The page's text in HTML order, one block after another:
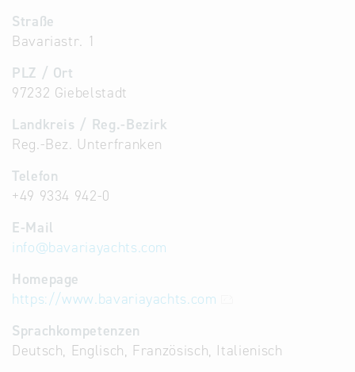
Straße
Bavariastr. 1
PLZ / Ort
97232 Giebelstadt
Landkreis / Reg.-Bezirk
Reg.-Bez. Unterfranken
Telefon
+49 9334 942-0
E-Mail
info@bavariayachts.com
Homepage
https://www.bavariayachts.com
Sprachkompetenzen
Deutsch, Englisch, Französisch, Italienisch